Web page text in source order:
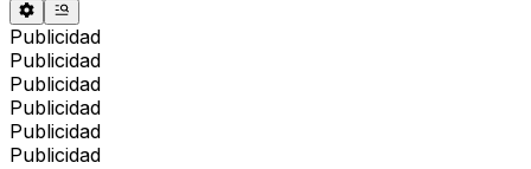
Publicidad
Publicidad
Publicidad
Publicidad
Publicidad
Publicidad